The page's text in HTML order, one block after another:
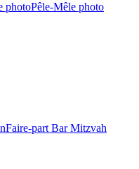
photoPêle-Mêle photo
Faire-part Bar Mitzvah